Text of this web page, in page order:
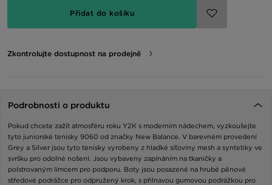
Přidat do košíku
Zkontrolujte dostupnost na prodejně
Podrobnosti o produktu
Pokud chcete zažít atmosféru roku Y2K s moderním nádechem, vyzkoušejte
tyto juniorské tenisky 9060 od značky New Balance. V barevném provedení
Grey a Silver jsou tyto tenisky vyrobeny z hladké síťoviny mesh a syntetiky ve
svršku pro odolné nošení. Jsou vybaveny zapínáním na tkaničky a
polstrovaným límcem pro podporu. Boty jsou posazené na hrubé pěnové
středové podrážce pro odpružený krok, s přilnavou gumovou podrážkou pro